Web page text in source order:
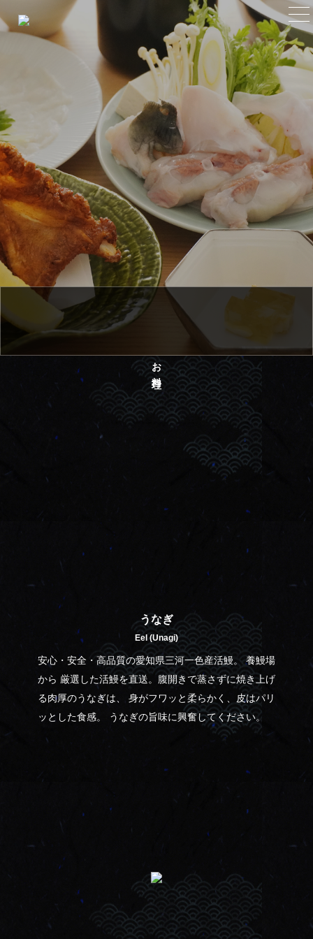
お料理
うなぎ
Eel (Unagi)
安心・安全・高品質の​愛知県三河一色産活鰻。 養鰻場
から 厳選した活鰻を直送。腹開きで蒸さずに焼き上げ
る肉厚のうなぎは、 身がフワッと柔らかく、皮はパリ
ッとした食感。 うなぎの旨味に興奮してください。